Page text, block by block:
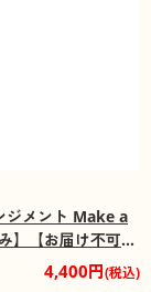
ジメント Make a
】【お届け不可地
4,400円(税込)